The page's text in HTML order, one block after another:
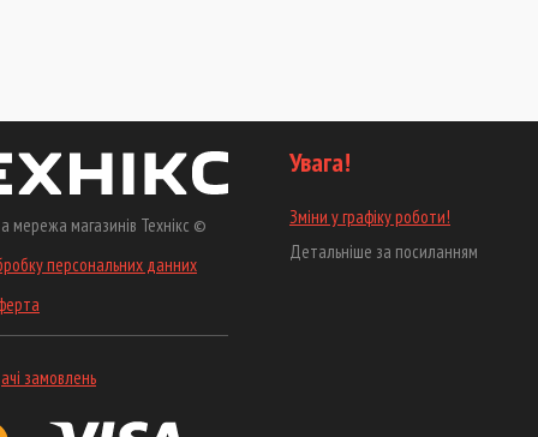
мережа магазинів Технікс ©
персональних данних
замовлень
Увага!
Зміни у графіку роботи!
Детальніше за посиланням